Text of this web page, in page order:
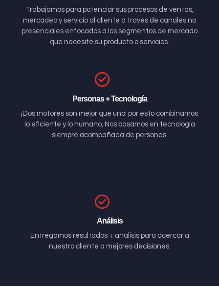
Trabajamos para potenciar sus procesos de ventas,
mercadeo y servicio al cliente a través de canales no
presenciales enfocados a los segmentos de mercado
que necesite su producto o servicios.
Personas + Tecnología
¡Dos motores son mejor que uno! por esto combinamos
lo eficiente y lo humano, Nos basamos en tecnología
siempre acompañada de personas.
Análisis
Entregamos resultados + análisis para acercar a
nuestro cliente a mejores decisiones.